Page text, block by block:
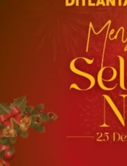
Royal,
pasar-
satu